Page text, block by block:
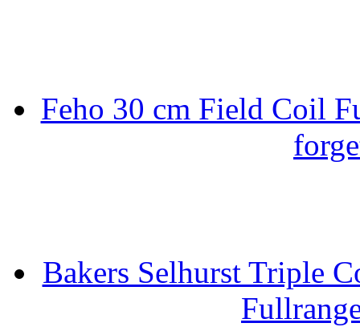
Feho 30 cm Field Coil
Bakers Selhurst Triple